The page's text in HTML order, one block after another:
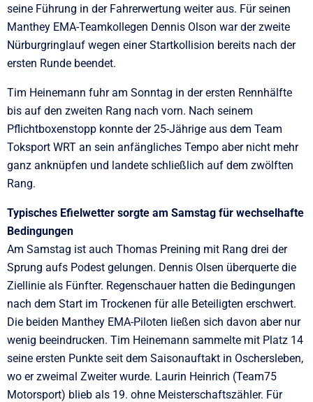
seine Führung in der Fahrerwertung weiter aus. Für seinen
Manthey EMA-Teamkollegen Dennis Olson war der zweite
Nürburgringlauf wegen einer Startkollision bereits nach der
ersten Runde beendet.
Tim Heinemann fuhr am Sonntag in der ersten Rennhälfte
bis auf den zweiten Rang nach vorn. Nach seinem
Pflichtboxenstopp konnte der 25-Jährige aus dem Team
Toksport WRT an sein anfängliches Tempo aber nicht mehr
ganz anknüpfen und landete schließlich auf dem zwölften
Rang.
Typisches Efielwetter sorgte am Samstag für wechselhafte
Bedingungen
Am Samstag ist auch Thomas Preining mit Rang drei der
Sprung aufs Podest gelungen. Dennis Olsen überquerte die
Ziellinie als Fünfter. Regenschauer hatten die Bedingungen
nach dem Start im Trockenen für alle Beteiligten erschwert.
Die beiden Manthey EMA-Piloten ließen sich davon aber nur
wenig beeindrucken. Tim Heinemann sammelte mit Platz 14
seine ersten Punkte seit dem Saisonauftakt in Oschersleben,
wo er zweimal Zweiter wurde. Laurin Heinrich (Team75
Motorsport) blieb als 19. ohne Meisterschaftszähler. Für